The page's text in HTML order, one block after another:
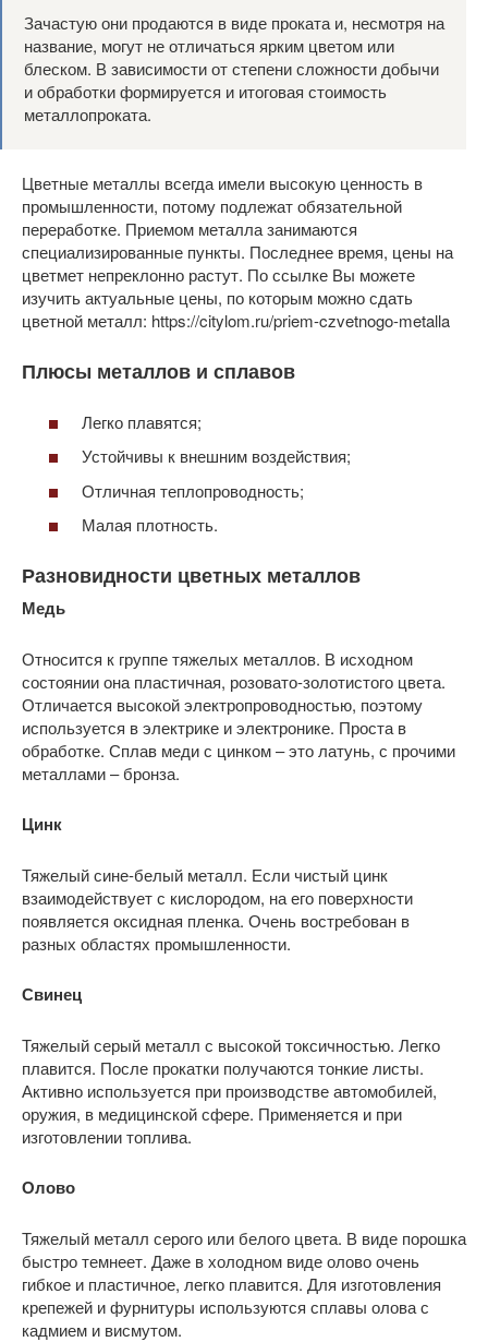
Зачастую они продаются в виде проката и, несмотря на
название, могут не отличаться ярким цветом или
блеском. В зависимости от степени сложности добычи
и обработки формируется и итоговая стоимость
металлопроката.
Цветные металлы всегда имели высокую ценность в
промышленности, потому подлежат обязательной
переработке. Приемом металла занимаются
специализированные пункты. Последнее время, цены на
цветмет непреклонно растут. По ссылке Вы можете
изучить актуальные цены, по которым можно сдать
цветной металл: https://citylom.ru/priem-czvetnogo-metalla
Плюсы металлов и сплавов
Легко плавятся;
Устойчивы к внешним воздействия;
Отличная теплопроводность;
Малая плотность.
Разновидности цветных металлов
Медь
Относится к группе тяжелых металлов. В исходном
состоянии она пластичная, розовато-золотистого цвета.
Отличается высокой электропроводностью, поэтому
используется в электрике и электронике. Проста в
обработке. Сплав меди с цинком – это латунь, с прочими
металлами – бронза.
Цинк
Тяжелый сине-белый металл. Если чистый цинк
взаимодействует с кислородом, на его поверхности
появляется оксидная пленка. Очень востребован в
разных областях промышленности.
Свинец
Тяжелый серый металл с высокой токсичностью. Легко
плавится. После прокатки получаются тонкие листы.
Активно используется при производстве автомобилей,
оружия, в медицинской сфере. Применяется и при
изготовлении топлива.
Олово
Тяжелый металл серого или белого цвета. В виде порошка
быстро темнеет. Даже в холодном виде олово очень
гибкое и пластичное, легко плавится. Для изготовления
крепежей и фурнитуры используются сплавы олова с
кадмием и висмутом.